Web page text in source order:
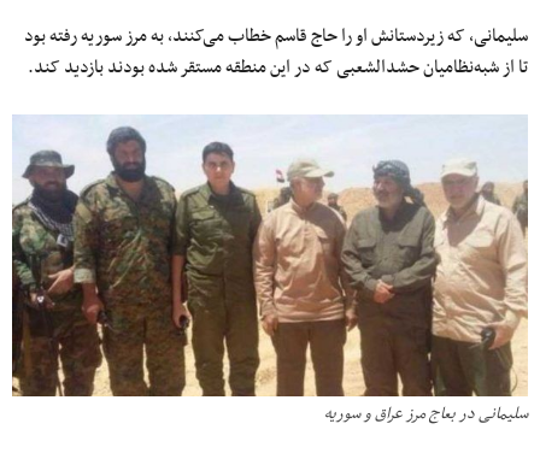
سلیمانی، که زیردستانش او را حاج قاسم خطاب می‌کنند، به مرز سوریه رفته بود
تا از شبه‌نظامیان حشدالشعبی که در این منطقه مستقر شده بودند بازدید کند.
سلیمانی در بعاج مرز عراق و سوریه